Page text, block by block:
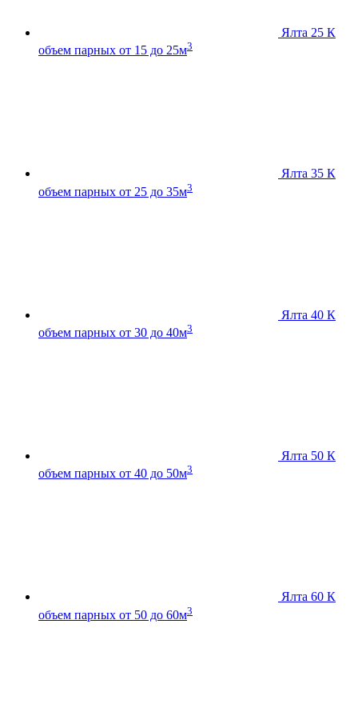
Ялта 25 К
объем парных от 15 до 25м3
Ялта 35 К
объем парных от 25 до 35м3
Ялта 40 К
объем парных от 30 до 40м3
Ялта 50 К
объем парных от 40 до 50м3
Ялта 60 К
объем парных от 50 до 60м3